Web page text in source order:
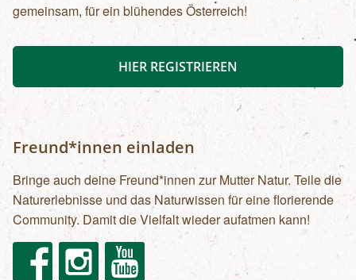
gemeinsam, für ein blühendes Österreich!
HIER REGISTRIEREN
Freund*innen einladen
Bringe auch deine Freund*innen zur Mutter Natur. Teile die
Naturerlebnisse und das Naturwissen für eine florierende
Community. Damit die Vielfalt wieder aufatmen kann!
FacebookInstagram Youtube